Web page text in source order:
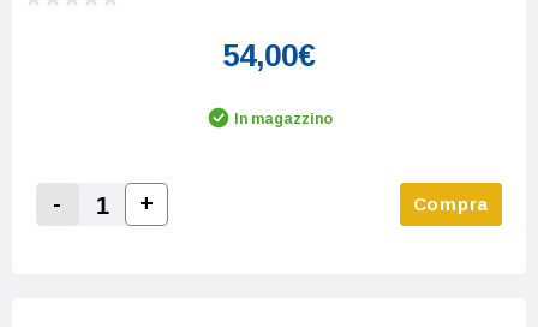
54,00€
In magazzino
Decrease Quantity:
-
Increase Quantity:
+ Compra